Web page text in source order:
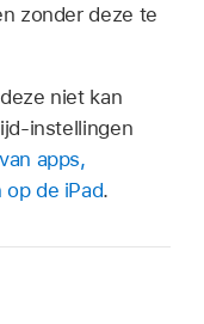
zonder deze te
niet kan
instellingen
apps,
de iPad.